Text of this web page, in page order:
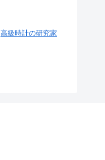
高級時計の研究家